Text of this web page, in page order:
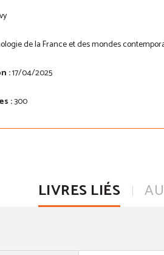
de la France et des mondes
:17/04/2025
:300
LIVRES LIÉS